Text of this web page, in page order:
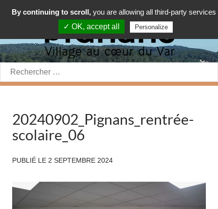
Rechercher:
20240902_Pignans_rentrée-
scolaire_06
PUBLIÉ LE 2 SEPTEMBRE 2024
By continuing to scroll, you are allowing all third-party services
✓ OK, accept all
Personalize